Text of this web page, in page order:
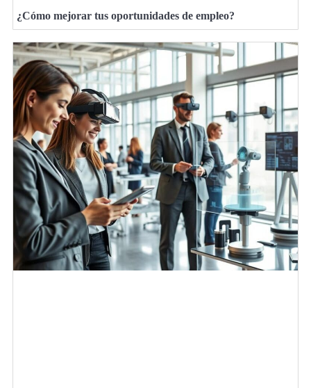
¿Cómo mejorar tus oportunidades de empleo?